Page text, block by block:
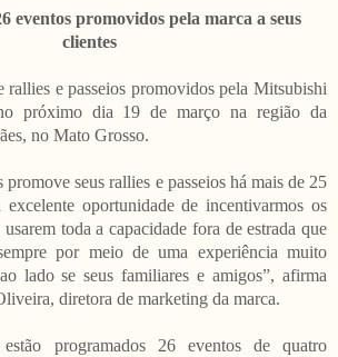
eventos promovidos pela marca a seus
clientes
rallies e passeios promovidos pela Mitsubishi
próximo dia 19 de março na região da
no Mato Grosso.
seus rallies e passeios há mais de 25
excelente oportunidade de incentivarmos os
toda a capacidade fora de estrada que
por meio de uma experiência muito
lado se seus familiares e amigos”, afirma
diretora de marketing da marca.
programados 26 eventos de quatro